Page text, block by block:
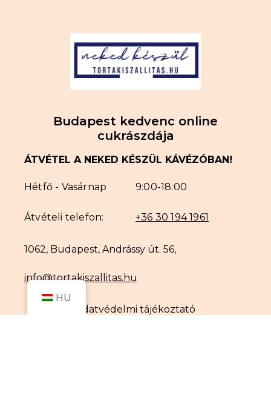
Budapest kedvenc online
cukrászdája
ÁTVÉTEL A NEKED KÉSZÜL KÁVÉZÓBAN!
Hétfő - Vasárnap 9:00-18:00
Átvételi telefon: +36 30 194 1961
1062, Budapest, Andrássy út. 56,
info@tortakiszallitas.hu
Adatvédelmi tájékoztató
Elem hozzáadva a kosárhoz.
0 elemek -0Ft
HU